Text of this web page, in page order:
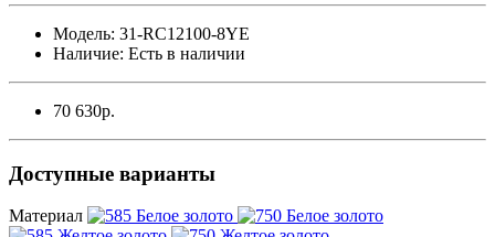
Модель: 31-RC12100-8YE
Наличие: Есть в наличии
70 630р.
Доступные варианты
Материал